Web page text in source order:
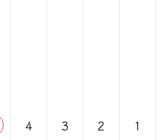
4 3 2 1